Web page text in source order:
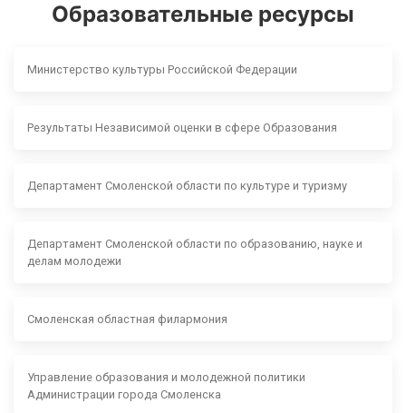
Образовательные ресурсы
Министерство культуры Российской Федерации
Результаты Независимой оценки в сфере Образования
Департамент Смоленской области по культуре и туризму
Департамент Смоленской области по образованию, науке и
делам молодежи
Смоленская областная филармония
Управление образования и молодежной политики
Администрации города Смоленска